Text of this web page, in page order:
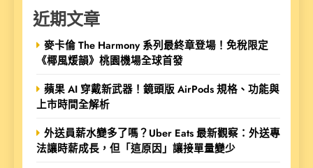
近期文章
麥卡倫 The Harmony 系列最終章登場！免稅限定
《椰風煖韻》桃園機場全球首發
蘋果 AI 穿戴新武器！鏡頭版 AirPods 規格、功能與
上市時間全解析
外送員薪水變多了嗎？Uber Eats 最新觀察：外送專
法讓時薪成長，但「這原因」讓接單量變少